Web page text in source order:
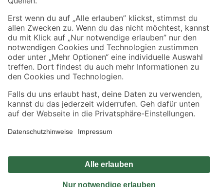
Sicher einkaufen
Jetzt die toom-App herunterladen
Alle Preisangaben in EUR inkl. gesetzl. MwSt.. Die dargestellten Angebote sind unter
Umständen nicht in allen Märkten verfügbar. Die angegebenen Verfügbarkeiten beziehen
Produkte nur solange der Vorrat reicht.
*Paketversand ab 59 € versandkostenfrei, gilt nicht für Artikel mit Speditionsversand, hier
Privatsphäre Impressum
Nutzungsbedingungen
Widerrufsrecht
Vertrag widerrufen